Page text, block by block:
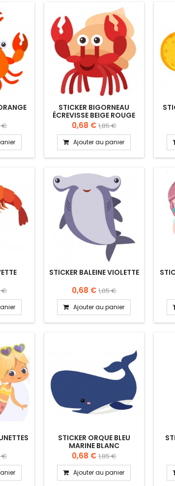
€
STICKER BIGORNEAU
ÉCREVISSE BEIGE ROUGE
0,68 €1,85 €
Ajouter au panier
€
STICKER BALEINE VIOLETTE
0,68 €1,85 €
Ajouter au panier
€
STICKER ORQUE BLEU
MARINE BLANC
0,68 €1,85 €
Ajouter au panier